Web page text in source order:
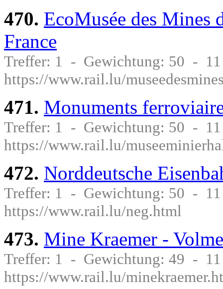
470. EcoMusée des Mines
France
Treffer: 1 - Gewichtung: 50 -
https://www.rail.lu/
471. Monuments
Treffer: 1 - Gewichtung: 50 -
https://www.rail.lu/
472. Norddeutsche
Treffer: 1 - Gewichtung: 50 -
https://www.rail.lu/neg.html
473. Mine Kraemer -
Treffer: 1 - Gewichtung: 49 -
https://www.rail.lu/